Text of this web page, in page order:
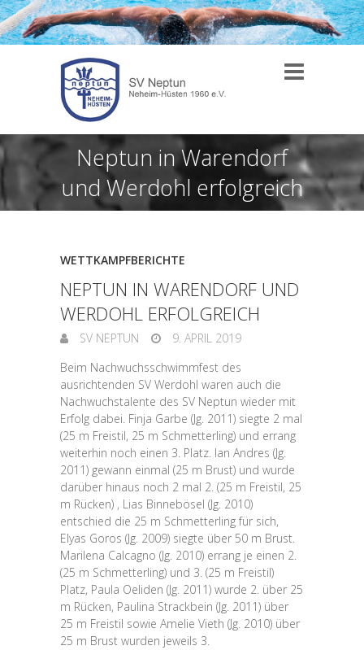
Neptun in Warendorf
und Werdohl erfolgreich
WETTKAMPFBERICHTE
NEPTUN IN WARENDORF UND
WERDOHL ERFOLGREICH
SV NEPTUN
9. APRIL 2019
Beim Nachwuchsschwimmfest des
ausrichtenden SV Werdohl waren auch die
Nachwuchstalente des SV Neptun wieder mit
Erfolg dabei. Finja Garbe (Jg. 2011) siegte 2 mal
(25 m Freistil, 25 m Schmetterling) und errang
weiterhin noch einen 3. Platz. Ian Andres (Jg.
2011) gewann einmal (25 m Brust) und wurde
darüber hinaus noch 2 mal 2. (25 m Freistil, 25
m Rücken) , Lias Binnebösel (Jg. 2010)
entschied die 25 m Schmetterling für sich,
Elyas Goros (Jg. 2009) siegte über 50 m Brust.
Marilena Calcagno (Jg. 2010) errang je einen 2.
(25 m Schmetterling) und 3. (25 m Freistil)
Platz, Paula Oeliden (Jg. 2011) wurde 2. über 25
m Rücken, Paulina Strackbein (Jg. 2011) über
25 m Freistil sowie Amelie Vieth (Jg. 2010) über
25 m Brust wurden jeweils 3.